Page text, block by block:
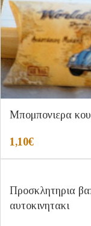
Μπομπονιερα
1,10€
Προσκλητηρια
αυτοκινητακι